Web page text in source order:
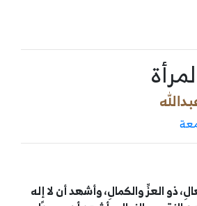
ذو العزِّ والكمالِ، وأشهد أن لا إله